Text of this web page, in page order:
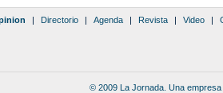
| Directorio | Agenda | Revista | Video |
© 2009 La Jornada. Una